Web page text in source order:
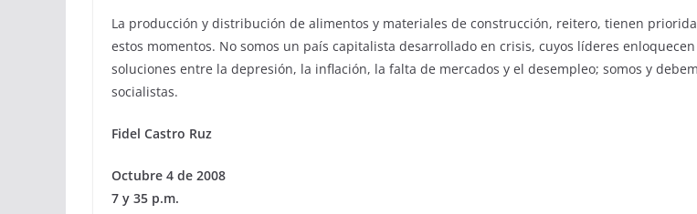
La producción y distribución de alimentos y materiales de construcción, reitero, tienen
estos momentos. No somos un país capitalista desarrollado en crisis, cuyos líderes
soluciones entre la depresión, la inflación, la falta de mercados y el desempleo; somos y
socialistas.
Fidel Castro Ruz
Octubre 4 de 2008
7 y 35 p.m.